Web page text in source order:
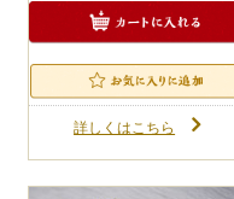
詳しくはこちら